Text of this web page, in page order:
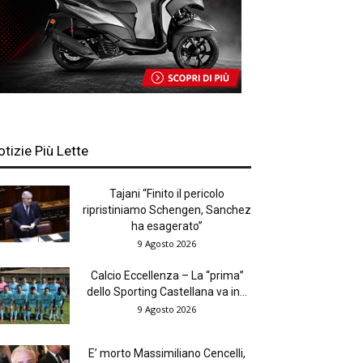
Più Lette
Tajani “Finito il pericolo
ripristiniamo Schengen, Sanchez
ha esagerato”
9 Agosto 2026
Calcio Eccellenza – La “prima”
dello Sporting Castellana va in...
9 Agosto 2026
E’ morto Massimiliano Cencelli,